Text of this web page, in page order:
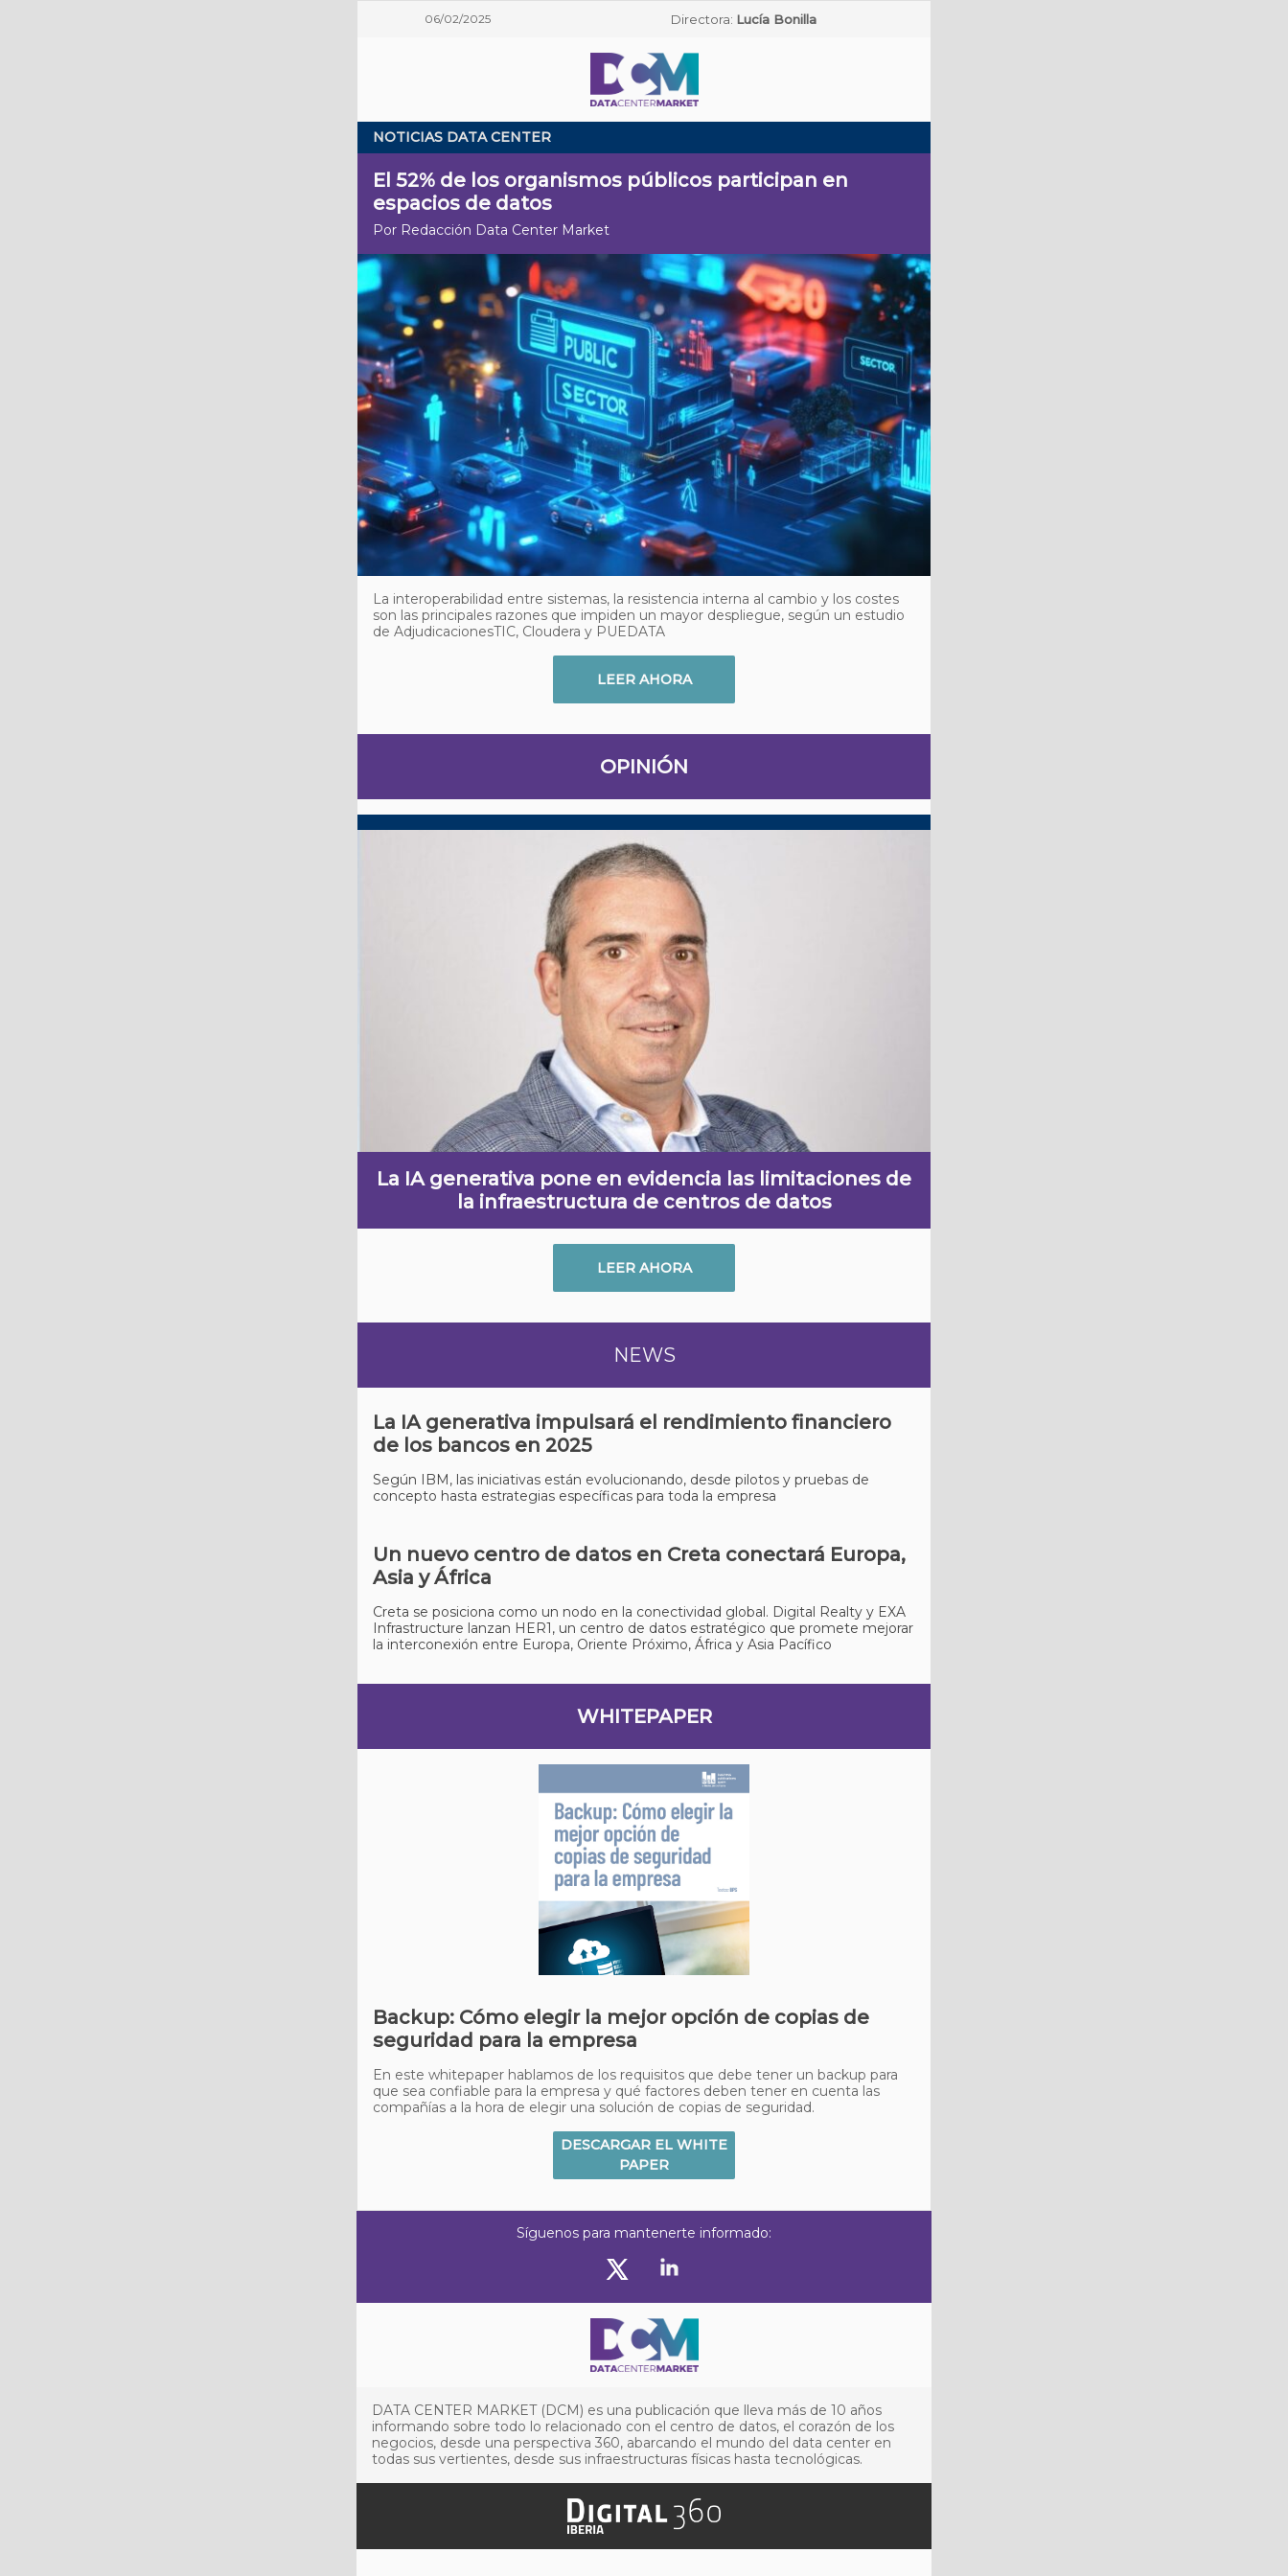
06/02/2025 Directora: Lucía Bonilla
NOTICIAS DATA CENTER
El 52% de los organismos públicos participan en
espacios de datos
Por Redacción Data Center Market
La interoperabilidad entre sistemas, la resistencia interna al cambio y los costes
son las principales razones que impiden un mayor despliegue, según un estudio
de AdjudicacionesTIC, Cloudera y PUEDATA
LEER AHORA
OPINIÓN
La IA generativa pone en evidencia las limitaciones de
la infraestructura de centros de datos
LEER AHORA
NEWS
La IA generativa impulsará el rendimiento financiero
de los bancos en 2025
Según IBM, las iniciativas están evolucionando, desde pilotos y pruebas de
concepto hasta estrategias específicas para toda la empresa
Un nuevo centro de datos en Creta conectará Europa,
Asia y África
Creta se posiciona como un nodo en la conectividad global. Digital Realty y EXA
Infrastructure lanzan HER1, un centro de datos estratégico que promete mejorar
la interconexión entre Europa, Oriente Próximo, África y Asia Pacífico
WHITEPAPER
Backup: Cómo elegir la mejor opción de copias de
seguridad para la empresa
En este whitepaper hablamos de los requisitos que debe tener un backup para
que sea confiable para la empresa y qué factores deben tener en cuenta las
compañías a la hora de elegir una solución de copias de seguridad.
DESCARGAR EL WHITE
PAPER
Síguenos para mantenerte informado:
DATA CENTER MARKET (DCM) es una publicación que lleva más de 10 años
informando sobre todo lo relacionado con el centro de datos, el corazón de los
negocios, desde una perspectiva 360, abarcando el mundo del data center en
todas sus vertientes, desde sus infraestructuras físicas hasta tecnológicas.